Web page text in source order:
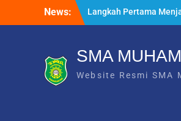
News:
Langkah Pertama
Berkarakter, MPLS/
dengan Semangat
Saat Fajar Menyapa
Muhammadiyah 1
SMA
Website Resmi SMA